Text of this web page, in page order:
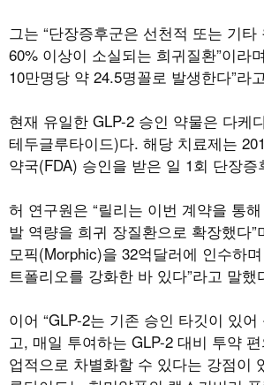
그는 “단장증후군은 선천적 또는 기타
60% 이상이 소실되는 희귀질환”이라
10만명당 약 24.5명꼴로 발생한다”라
현재 유일한 GLP-2 승인 약물은 다케
테두글루타이드)다. 해당 치료제는
약국(FDA) 승인을 받은 일 1회 단장증
허 연구원은 “릴리는 이번 계약을 통
발 역량을 희귀 장질환으로 확장했다”
모픽(Morphic)을 32억달러에 인수하
트폴리오를 강화한 바 있다”라고 말했
이어 “GLP-2는 기존 승인 타깃이 있
고, 매일 투여하는 GLP-2 대비 투약
업적으로 차별화할 수 있다는 강점이